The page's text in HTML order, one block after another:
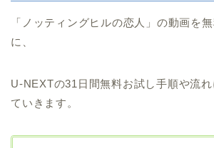
「ノッティングヒルの恋人」の動画を
に、
U-NEXTの31日間無料お試し手順や流
ていきます。